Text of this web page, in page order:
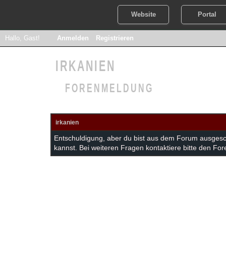
Website Portal
Hallo, Gast! Anmelden Registrieren
IRKANIEN
FORENMELDUNG
irkanien
Entschuldigung, aber du bist aus dem Forum
kannst. Bei weiteren Fragen kontaktiere bitte den